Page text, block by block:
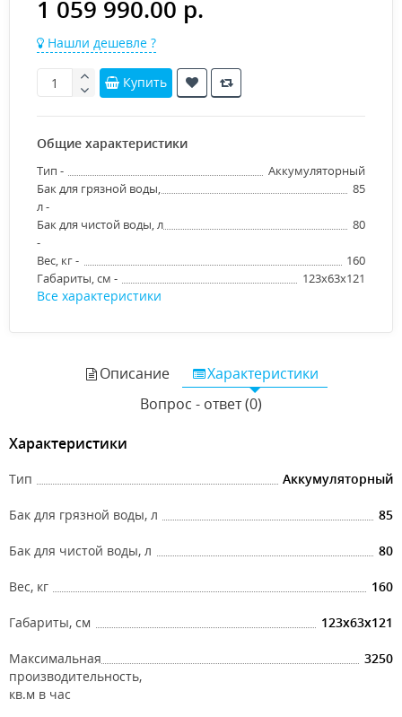
1 059 990.00 р.
Нашли дешевле ?
Купить
Общие характеристики
Тип -
Аккумуляторный
Бак для грязной воды,
л -
85
Бак для чистой воды, л
-
80
Вес, кг -
160
Габариты, см -
123x63x121
Все характеристики
Описание
Характеристики
Вопрос - ответ (0)
Характеристики
Тип Аккумуляторный
Бак для грязной воды, л 85
Бак для чистой воды, л 80
Вес, кг 160
Габариты, см 123x63x121
Максимальная
производительность,
кв.м в час
3250